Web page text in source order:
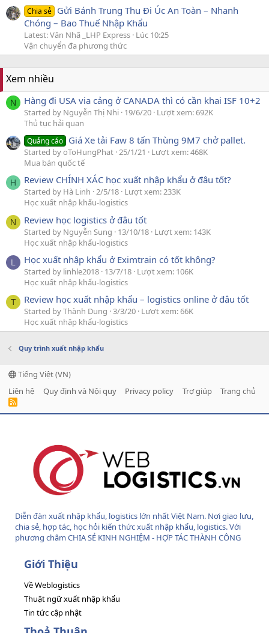
Chia sẻ Gửi Bánh Trung Thu Đi Úc An Toàn – Nhanh
Chóng – Bao Thuế Nhập Khẩu
Latest: Văn Nhã _LHP Express Lúc 10:25
Vận chuyển đa phương thức
Xem nhiều
N Hàng đi USA via cảng ở CANADA thì có cần khai ISF 10+2
Started by Nguyễn Thị Nhi 19/6/20 Lượt xem: 692K
Thủ tục hải quan
Quảng cáo Giá Xe tải Faw 8 tấn Thùng 9M7 chở pallet.
Started by oToHungPhat 25/1/21
Lượt xem: 468K
Mua bán quốc tế
H Review CHÍNH XÁC học xuất nhập khẩu ở đâu tốt?
Started by Hà Linh 2/5/18 Lượt xem: 233K
Học xuất nhập khẩu-logistics
N Review học logistics ở đâu tốt
Started by Nguyễn Sung 13/10/18 Lượt xem: 143K
Học xuất nhập khẩu-logistics
L Học xuất nhập khẩu ở Eximtrain có tốt không?
Started by linhle2018 13/7/18 Lượt xem: 106K
Học xuất nhập khẩu-logistics
T Review học xuất nhập khẩu – logistics online ở đâu tốt
Started by Thành Dung 3/3/20 Lượt xem: 66K
Học xuất nhập khẩu-logistics
Quy trình xuất nhập khẩu
Tiếng Việt (VN)
Liên hệ
Quy định và Nội quy Privacy policy Trợ giúp Trang chủ
R
Diễn đàn xuất nhập khẩu, logistics lớn nhất Việt Nam. Nơi giao lưu,
chia sẻ, hợp tác, học hỏi kiến thức xuất nhập khẩu, logistics. Với
phương châm CHIA SẺ KINH NGHIỆM - HỢP TÁC THÀNH CÔNG
Giới Thiệu
Về Weblogistics
Thuật ngữ xuất nhập khẩu
Tin tức cập nhật